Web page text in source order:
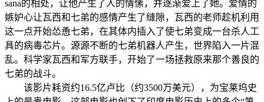
sana的相处，让他产生了人的情愫，并逐渐爱上了她。爱情的
嫉妒心让瓦西和七弟的感情产生了缝隙，瓦西的老师趁机利用
这一点开始怂恿七弟，在其体内插入了使七弟变成一台杀人工
具的病毒芯片。源源不断的七弟机器人产生，世界陷入一片混
乱。科学家瓦西和军方联手，开始了一场拯救原来那个善良的
七弟的战斗。
该影片耗资约16.5亿卢比（约3500万美元），为宝莱坞史